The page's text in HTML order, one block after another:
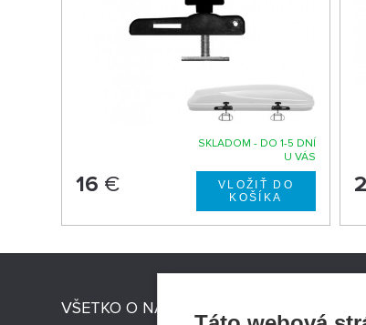
SKLADOM - DO 1-5 DNÍ
U VÁS
16 €
VŠETKO O NÁKUPE